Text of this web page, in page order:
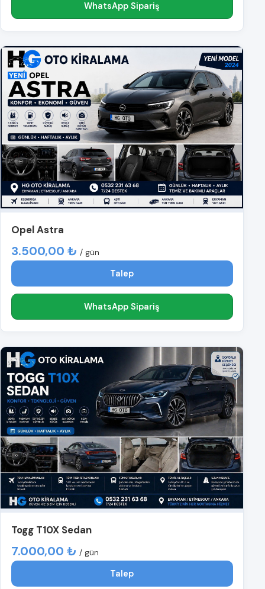
WhatsApp Sipariş
Opel Astra
3.500,00 ₺ / gün
Talep
WhatsApp Sipariş
Togg T10X Sedan
7.000,00 ₺ / gün
Talep